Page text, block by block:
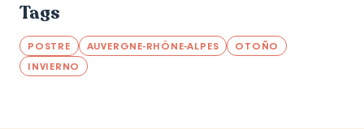
Tags
POSTRE AUVERGNE-RHÔNE-ALPES
OTOÑO
INVIERNO